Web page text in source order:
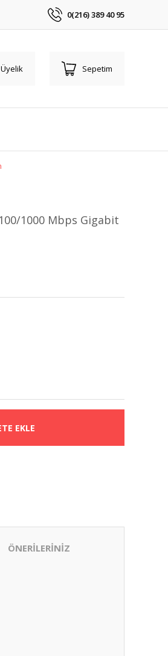
0(216) 389 40 95
Üyelik Sepetim
1000 Mbps Gigabit
EKLE
ÖNERİLERİNİZ